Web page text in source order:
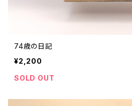
74歳の日記
¥2,200
SOLD OUT